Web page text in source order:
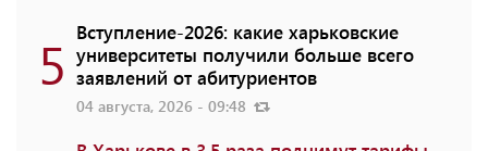
5 Вступление-2026: какие харьковские
университеты получили больше всего
заявлений от абитуриентов
04 августа, 2026 - 09:48